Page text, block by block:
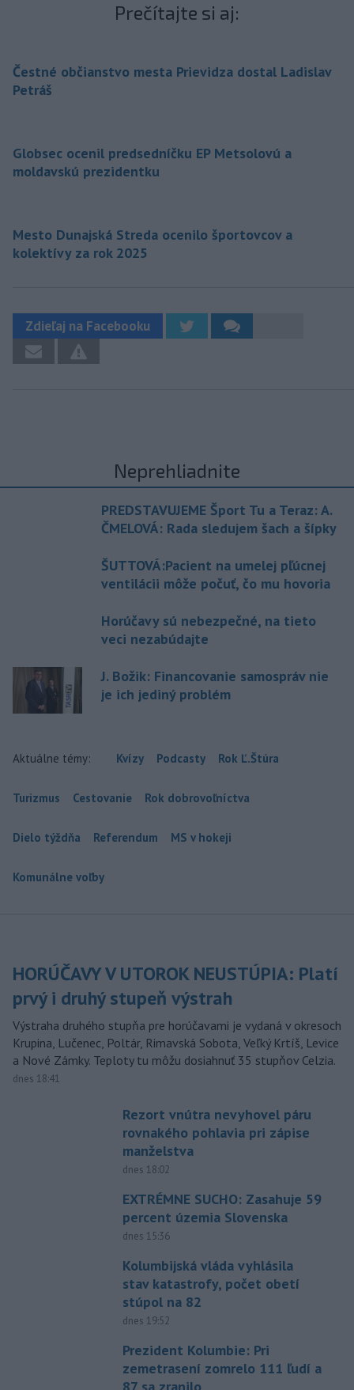
Prečítajte si aj:
Čestné občianstvo mesta Prievidza dostal Ladislav
Petráš
Globsec ocenil predsedníčku EP Metsolovú a
moldavskú prezidentku
Mesto Dunajská Streda ocenilo športovcov a
kolektívy za rok 2025
Zdieľaj na Facebooku
Neprehliadnite
PREDSTAVUJEME Šport Tu a Teraz: A.
ČMELOVÁ: Rada sledujem šach a šípky
ŠUTTOVÁ:Pacient na umelej pľúcnej
ventilácii môže počuť, čo mu hovoria
Horúčavy sú nebezpečné, na tieto
veci nezabúdajte
J. Božik: Financovanie samospráv nie
je ich jediný problém
Aktuálne témy: Kvízy Podcasty Rok Ľ.Štúra
Turizmus Cestovanie Rok dobrovoľníctva
Dielo týždňa Referendum MS v hokeji
Komunálne voľby
HORÚČAVY V UTOROK NEUSTÚPIA: Platí
prvý i druhý stupeň výstrah
Výstraha druhého stupňa pre horúčavami je vydaná v okresoch
Krupina, Lučenec, Poltár, Rimavská Sobota, Veľký Krtíš, Levice
a Nové Zámky. Teploty tu môžu dosiahnuť 35 stupňov Celzia.
dnes 18:41
Rezort vnútra nevyhovel páru
rovnakého pohlavia pri zápise
manželstva
dnes 18:02
EXTRÉMNE SUCHO: Zasahuje 59
percent územia Slovenska
dnes 15:36
Kolumbijská vláda vyhlásila
stav katastrofy, počet obetí
stúpol na 82
dnes 19:52
Prezident Kolumbie: Pri
zemetrasení zomrelo 111 ľudí a
87 sa zranilo